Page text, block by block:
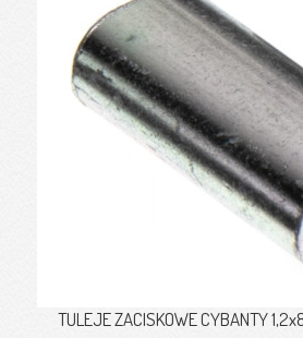
TULEJE ZACISKOWE CYBANTY